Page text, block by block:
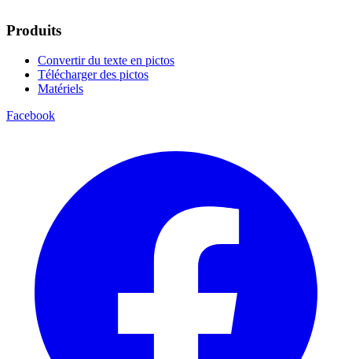
Produits
Convertir du texte en pictos
Télécharger des pictos
Matériels
Facebook